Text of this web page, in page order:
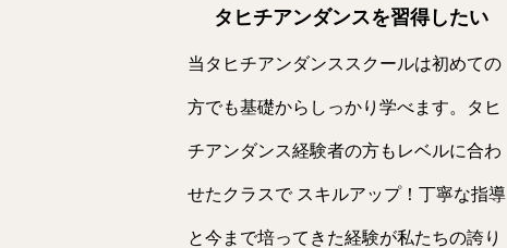
タヒチアンダンスを習得したい
当タヒチアンダンススクールは初めての
方でも基礎からしっかり学べます。タヒ
チアンダンス経験者の方もレベルに合わ
せたクラスで スキルアップ！丁寧な指導
と今まで培ってきた経験が私たちの誇り